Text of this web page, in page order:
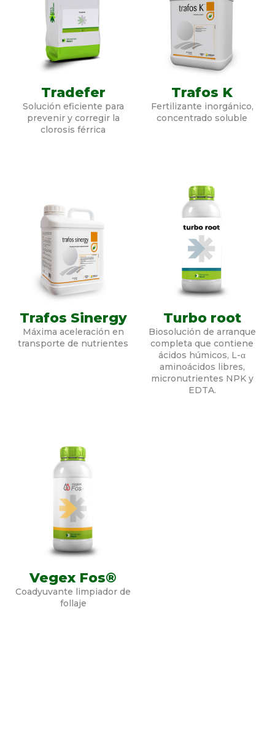
Tradefer
Solución eficiente para
prevenir y corregir la
clorosis férrica
Trafos K
Fertilizante inorgánico,
concentrado soluble
Trafos Sinergy
Máxima aceleración en
transporte de nutrientes
Turbo root
Biosolución de arranque
completa que contiene
ácidos húmicos, L-α
aminoácidos libres,
micronutrientes NPK y
EDTA.
Vegex Fos®
Coadyuvante limpiador de
follaje